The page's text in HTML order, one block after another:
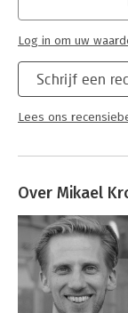
Schrijf een
Lees ons
Log in om uw
Over Mikael